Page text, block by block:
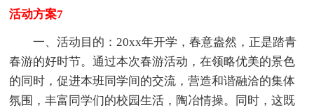
活动方案7
一、活动目的：20xx年开学，春意盎然，正是踏青
春游的好时节。通过本次春游活动，在领略优美的景色
的同时，促进本班同学间的交流，营造和谐融洽的集体
氛围，丰富同学们的校园生活，陶冶情操。同时，这既